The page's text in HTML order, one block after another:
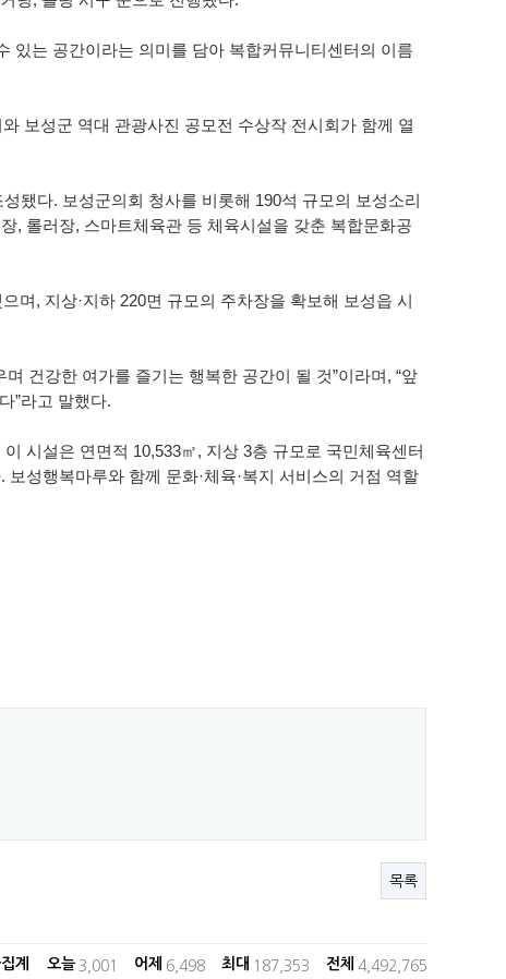
있는 공간이라는 의미를 담아 복합커뮤니티센터의 이름
보성군 역대 관광사진 공모전 수상작 전시회가 함께 열
됐다. 보성군의회 청사를 비롯해 190석 규모의 보성소리
, 롤러장, 스마트체육관 등 체육시설을 갖춘 복합문화공
며, 지상·지하 220면 규모의 주차장을 확보해 보성읍 시
건강한 여가를 즐기는 행복한 공간이 될 것”이라며, “앞
”라고 말했다.
시설은 연면적 10,533㎡, 지상 3층 규모로 국민체육센터
성행복마루와 함께 문화·체육·복지 서비스의 거점 역할
목록
집계 오늘 3,001 어제 6,498 최대 187,353 전체 4,492,765